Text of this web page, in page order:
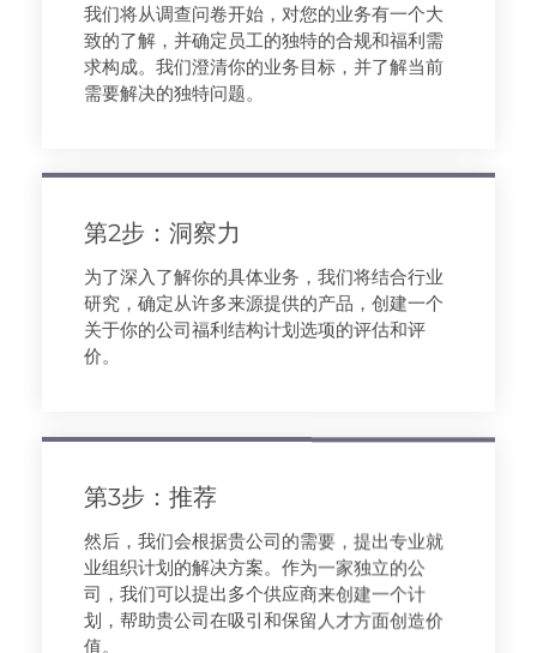
我们将从调查问卷开始，对您的业务有一个大
致的了解，并确定员工的独特的合规和福利需
求构成。我们澄清你的业务目标，并了解当前
需要解决的独特问题。
第2步：洞察力
为了深入了解你的具体业务，我们将结合行业
研究，确定从许多来源提供的产品，创建一个
关于你的公司福利结构计划选项的评估和评
价。
第3步：推荐
然后，我们会根据贵公司的需要，提出专业就
业组织计划的解决方案。作为一家独立的公
司，我们可以提出多个供应商来创建一个计
划，帮助贵公司在吸引和保留人才方面创造价
值。